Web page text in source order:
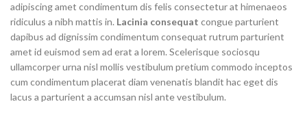
adipiscing amet condimentum dis felis consectetur at himenaeos
ridiculus a nibh mattis in. Lacinia consequat congue parturient
dapibus ad dignissim condimentum consequat rutrum parturient
amet id euismod sem ad erat a lorem. Scelerisque sociosqu
ullamcorper urna nisl mollis vestibulum pretium commodo inceptos
cum condimentum placerat diam venenatis blandit hac eget dis
lacus a parturient a accumsan nisl ante vestibulum.